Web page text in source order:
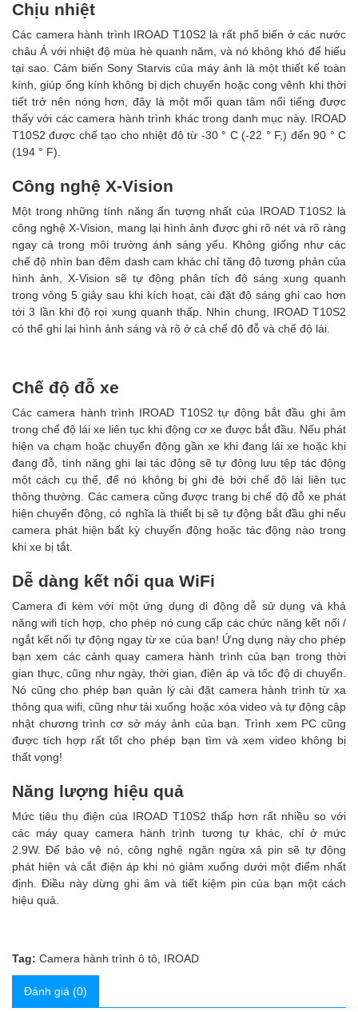
Chịu nhiệt
Các camera hành trình IROAD T10S2 là rất phổ biến ở các nước
châu Á với nhiệt độ mùa hè quanh năm, và nó không khó để hiểu
tại sao. Cảm biến Sony Starvis của máy ảnh là một thiết kế toàn
kính, giúp ống kính không bị dịch chuyển hoặc cong vênh khi thời
tiết trở nên nóng hơn, đây là một mối quan tâm nổi tiếng được
thấy với các camera hành trình khác trong danh mục này. IROAD
T10S2 được chế tạo cho nhiệt độ từ -30 ° C (-22 ° F,) đến 90 ° C
(194 ° F).
Công nghệ X-Vision
Một trong những tính năng ấn tượng nhất của IROAD T10S2 là
công nghệ X-Vision, mang lại hình ảnh được ghi rõ nét và rõ ràng
ngay cả trong môi trường ánh sáng yếu. Không giống như các
chế độ nhìn ban đêm dash cam khác chỉ tăng độ tương phản của
hình ảnh, X-Vision sẽ tự động phân tích độ sáng xung quanh
trong vòng 5 giây sau khi kích hoạt, cài đặt độ sáng ghi cao hơn
tới 3 lần khi độ rọi xung quanh thấp. Nhìn chung, IROAD T10S2
có thể ghi lại hình ảnh sáng và rõ ở cả chế độ đỗ và chế độ lái.
Chế độ đỗ xe
Các camera hành trình IROAD T10S2 tự động bắt đầu ghi âm
trong chế độ lái xe liên tục khi động cơ xe được bắt đầu. Nếu phát
hiện va chạm hoặc chuyển động gần xe khi đang lái xe hoặc khi
đang đỗ, tính năng ghi lại tác động sẽ tự động lưu tệp tác động
một cách cụ thể, để nó không bị ghi đè bởi chế độ lái liên tục
thông thường. Các camera cũng được trang bị chế độ đỗ xe phát
hiện chuyển động, có nghĩa là thiết bị sẽ tự động bắt đầu ghi nếu
camera phát hiện bất kỳ chuyển động hoặc tác động nào trong
khi xe bị tắt.
Dễ dàng kết nối qua WiFi
Camera đi kèm với một ứng dụng di động dễ sử dụng và khả
năng wifi tích hợp, cho phép nó cung cấp các chức năng kết nối /
ngắt kết nối tự động ngay từ xe của bạn! Ứng dụng này cho phép
bạn xem các cảnh quay camera hành trình của bạn trong thời
gian thực, cũng như ngày, thời gian, điện áp và tốc độ di chuyển.
Nó cũng cho phép bạn quản lý cài đặt camera hành trình từ xa
thông qua wifi, cũng như tải xuống hoặc xóa video và tự động cập
nhật chương trình cơ sở máy ảnh của bạn. Trình xem PC cũng
được tích hợp rất tốt cho phép bạn tìm và xem video không bị
thất vọng!
Năng lượng hiệu quả
Mức tiêu thụ điện của IROAD T10S2 thấp hơn rất nhiều so với
các máy quay camera hành trình tương tự khác, chỉ ở mức
2.9W. Để bảo vệ nó, công nghệ ngăn ngừa xả pin sẽ tự động
phát hiện và cắt điện áp khi nó giảm xuống dưới một điểm nhất
định. Điều này dừng ghi âm và tiết kiệm pin của bạn một cách
hiệu quả.
Tag: Camera hành trình ô tô IROAD
Đánh giá (0)